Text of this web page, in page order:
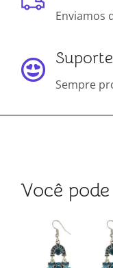
Enviamos
Sempre
Você